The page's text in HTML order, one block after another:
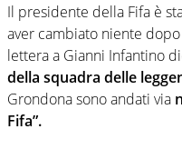
Il presidente della Fifa è
aver cambiato niente
lettera a Gianni Infantino
della squadra delle
Grondona sono andati via
Fifa”.